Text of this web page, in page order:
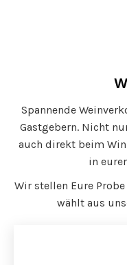
Spannende
Gastgebern. Nicht
auch direkt beim
in
Wir stellen Eure
wählt aus